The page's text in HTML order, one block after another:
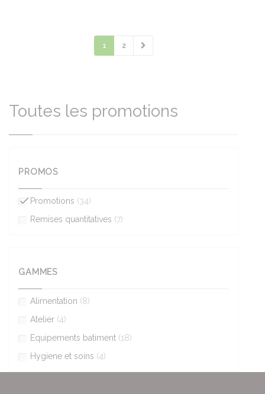
1 2
Toutes les promotions
PROMOS
Promotions (34)
Remises quantitatives (7)
GAMMES
Alimentation (8)
Atelier (4)
Equipements batiment (18)
Hygiene et soins (4)